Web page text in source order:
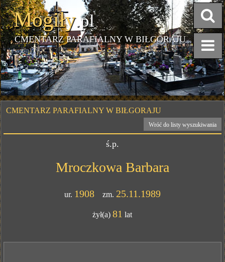
Mogiły.pl
CMENTARZ PARAFIALNY W BIŁGORAJU
CMENTARZ PARAFIALNY W BIŁGORAJU
Wróć do listy wyszukiwania
ś.p.
Mroczkowa Barbara
ur. 1908zm. 25.11.1989
żył(a)81 lat